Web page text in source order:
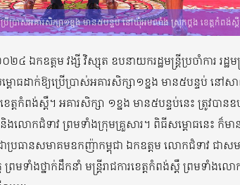
រើប្រាស់អគារសិក្សា១ខ្នង មាន៥បន្ទប់ នៅឃុំអមលាំង ស្រុកថ្ពង ខេត្តកំពង់ស្ពឺ
២៤ ឯកឧត្តម វង្សី វិស្សុត ឧបនាយករដ្ឋមន្ត្រីប្រចាំការ រដ្ឋ
ោធដាក់ឱ្យប្រើប្រាស់អគារសិក្សា១ខ្នង មាន៥បន្ទប់ នៅស
កំពង់ស្ពឺ។ អគារសិក្សា ១ខ្នង មាន៥បន្ទប់នេះ ត្រូវបា
និងលោកជំទាវ ព្រមទាំងក្រុមគ្រួសារ។ ពិធីសម្ពោធនេះ ក៏ម
ធានសមាគមឧកញ៉ាកម្ពុជា ឯកឧត្តម លោកជំទាវ ជាសមា
រមទាំងថ្នាក់ដឹកនាំ មន្ត្រីរាជការខេត្តកំពង់ស្ពឺ ព្រមទាំងលោ